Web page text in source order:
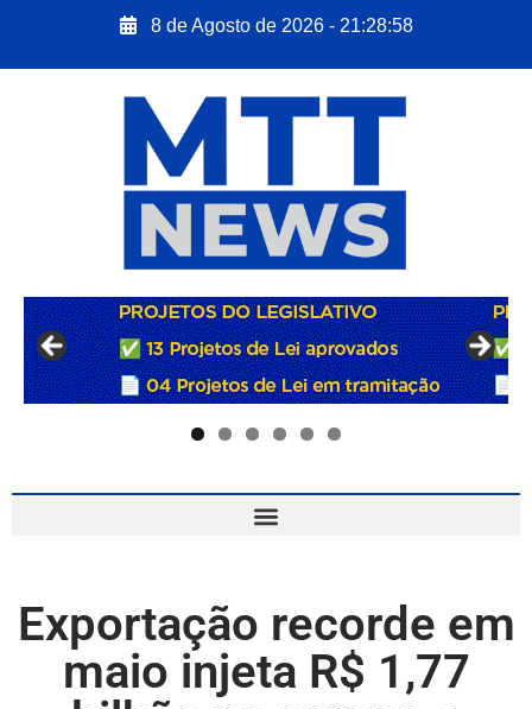
8 de Agosto de 2026 - 21:28:59
Exportação recorde em
maio injeta R$ 1,77